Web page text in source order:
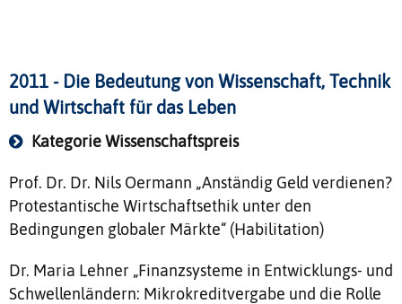
2011 - Die Bedeutung von Wissenschaft, Technik
und Wirtschaft für das Leben
Kategorie Wissenschaftspreis
Prof. Dr. Dr. Nils Oermann „Anständig Geld verdienen?
Protestantische Wirtschaftsethik unter den
Bedingungen globaler Märkte“ (Habilitation)
Dr. Maria Lehner „Finanzsysteme in Entwicklungs- und
Schwellenländern: Mikrokreditvergabe und die Rolle